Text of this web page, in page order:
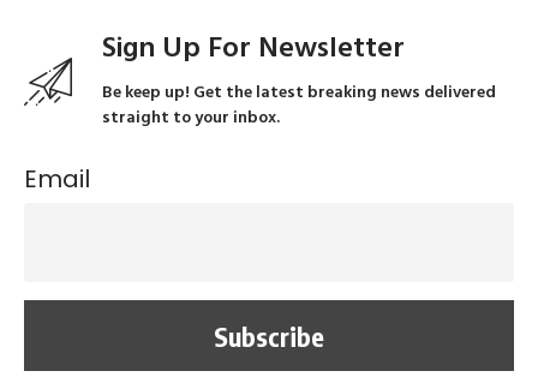
Sign Up For Newsletter
Be keep up! Get the latest breaking news delivered
straight to your inbox.
Email